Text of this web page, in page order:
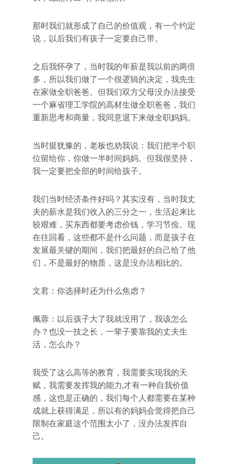
那时我们就形成了自己的价值观，有一个约定
说，以后我们有孩子一定要自己带。
之后我怀孕了，当时我的年薪是我以前的两倍
多，所以我们做了一个很逻辑的决定，我先生
在家做全职爸爸。但我们双方父母没办法接受
一个麻省理工学院的高材生做全职爸爸，我们
重新思考和商量，我同意退下来做全职妈妈。
当时挺犹豫的，老板也劝我说：我们把半个职
位留给你，你做一半时间妈妈。但我很坚持，
我一定要把全部的时间给孩子。
我们当时经济条件好吗？其实没有，当时我丈
夫的薪水是我们收入的三分之一，生活起来比
较艰难，买东西都要考虑价钱，学习节俭。现
在往回看，这些都不是什么问题，而是孩子在
发展最关键的期间，我们把最好的自己给了他
们，不是最好的物质，这是没办法相比的。
文君：你选择时还为什么焦虑？
佩蓉：以后孩子大了我就没用了，我该怎么
办？也没一技之长，一辈子要靠我的丈夫生
活，怎么办？
我受了这么高等的教育，我需要实现我的天
赋，我需要发挥我的能力,才有一种自我价值
感，这也是正确的，我们每个人都需要在某种
成就上获得满足，所以有的妈妈会觉得把自己
限制在家庭这个范围太小了，没办法发挥自
己。